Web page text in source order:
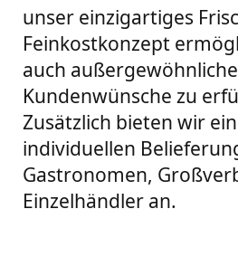
unser einzigartiges
Feinkostkonzept
auch außergewöhnliche
Kundenwünsche zu
Zusätzlich bieten wir
individuellen
Gastronomen,
Einzelhändler an.